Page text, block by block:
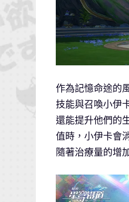
作為記憶命途的
技能與召喚小伊
還能提升他們的
值時，小伊卡會
隨著治療量的增